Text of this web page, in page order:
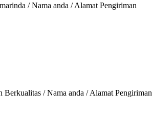
/ Nama anda / Alamat Pengiriman
/ Nama anda / Alamat Pengiriman